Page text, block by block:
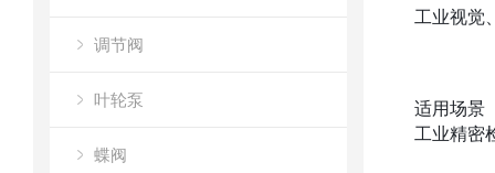
调节阀
叶轮泵
蝶阀
工业视觉
适用场景
工业精密